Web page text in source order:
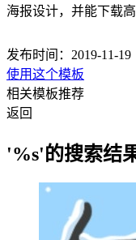
海报设计，并能下载
发布时间：2019-11-19
使用这个模板
相关模板推荐
返回
'%s'的搜索结